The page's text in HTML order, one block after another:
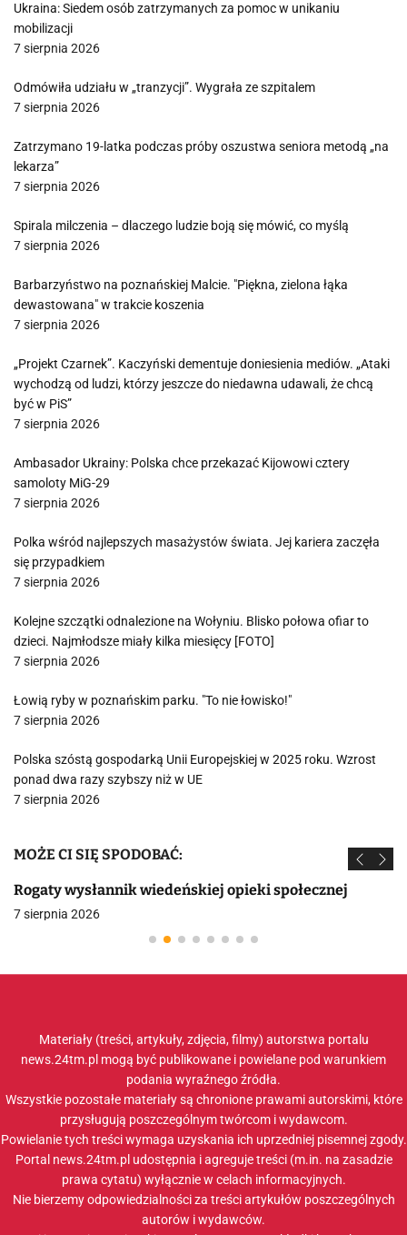
Ukraina: Siedem osób zatrzymanych za pomoc w unikaniu
mobilizacji
7 sierpnia 2026
Odmówiła udziału w „tranzycji”. Wygrała ze szpitalem
7 sierpnia 2026
Zatrzymano 19-latka podczas próby oszustwa seniora metodą „na
lekarza”
7 sierpnia 2026
Spirala milczenia – dlaczego ludzie boją się mówić, co myślą
7 sierpnia 2026
Barbarzyństwo na poznańskiej Malcie. "Piękna, zielona łąka
dewastowana" w trakcie koszenia
7 sierpnia 2026
„Projekt Czarnek”. Kaczyński dementuje doniesienia mediów. „Ataki
wychodzą od ludzi, którzy jeszcze do niedawna udawali, że chcą
być w PiS”
7 sierpnia 2026
Ambasador Ukrainy: Polska chce przekazać Kijowowi cztery
samoloty MiG-29
7 sierpnia 2026
Polka wśród najlepszych masażystów świata. Jej kariera zaczęła
się przypadkiem
7 sierpnia 2026
Kolejne szczątki odnalezione na Wołyniu. Blisko połowa ofiar to
dzieci. Najmłodsze miały kilka miesięcy [FOTO]
7 sierpnia 2026
Łowią ryby w poznańskim parku. "To nie łowisko!"
7 sierpnia 2026
Polska szóstą gospodarką Unii Europejskiej w 2025 roku. Wzrost
ponad dwa razy szybszy niż w UE
7 sierpnia 2026
MOŻE CI SIĘ SPODOBAĆ:
Rogaty wysłannik wiedeńskiej opieki społecznej
7 sierpnia 2026
Materiały (treści, artykuły, zdjęcia, filmy) autorstwa portalu
news.24tm.pl mogą być publikowane i powielane pod warunkiem
podania wyraźnego źródła.
Wszystkie pozostałe materiały są chronione prawami autorskimi, które
przysługują poszczególnym twórcom i wydawcom.
Powielanie tych treści wymaga uzyskania ich uprzedniej pisemnej zgody.
Portal news.24tm.pl udostępnia i agreguje treści (m.in. na zasadzie
prawa cytatu) wyłącznie w celach informacyjnych.
Nie bierzemy odpowiedzialności za treści artykułów poszczególnych
autorów i wydawców.